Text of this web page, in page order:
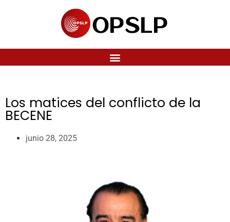
Los matices del conflicto de la
BECENE
junio 28, 2025